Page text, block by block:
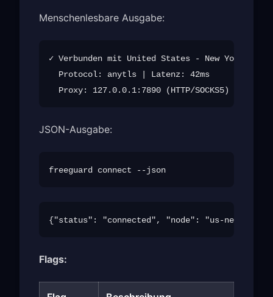
Menschenlesbare Ausgabe:
✓ Verbunden mit United States - New York (us-
  Protocol: anytls | Latenz: 42ms
JSON-Ausgabe:
Flags: